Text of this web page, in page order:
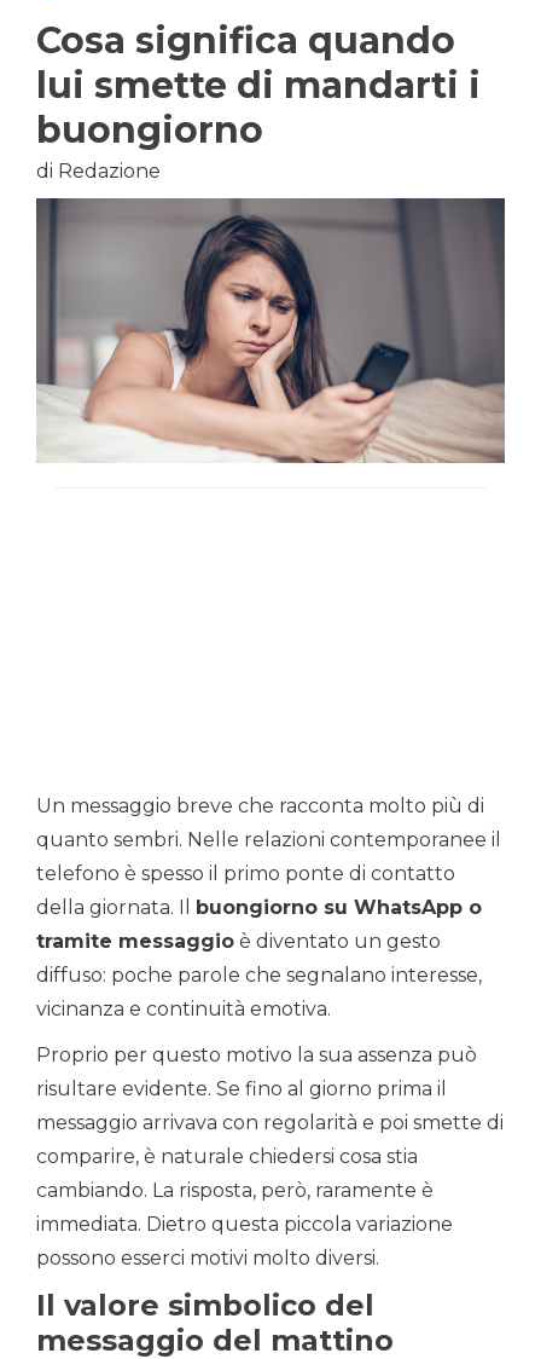
Cosa significa quando
lui smette di mandarti i
buongiorno
di Redazione
Un messaggio breve che racconta molto più di
quanto sembri. Nelle relazioni contemporanee il
telefono è spesso il primo ponte di contatto
della giornata. Il buongiorno su WhatsApp o
tramite messaggio è diventato un gesto
diffuso: poche parole che segnalano interesse,
vicinanza e continuità emotiva.
Proprio per questo motivo la sua assenza può
risultare evidente. Se fino al giorno prima il
messaggio arrivava con regolarità e poi smette di
comparire, è naturale chiedersi cosa stia
cambiando. La risposta, però, raramente è
immediata. Dietro questa piccola variazione
possono esserci motivi molto diversi.
Il valore simbolico del
messaggio del mattino